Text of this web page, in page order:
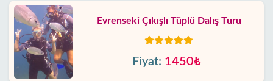
Evrenseki Çıkışlı Tüplü Dalış Turu
Fiyat: 1450₺